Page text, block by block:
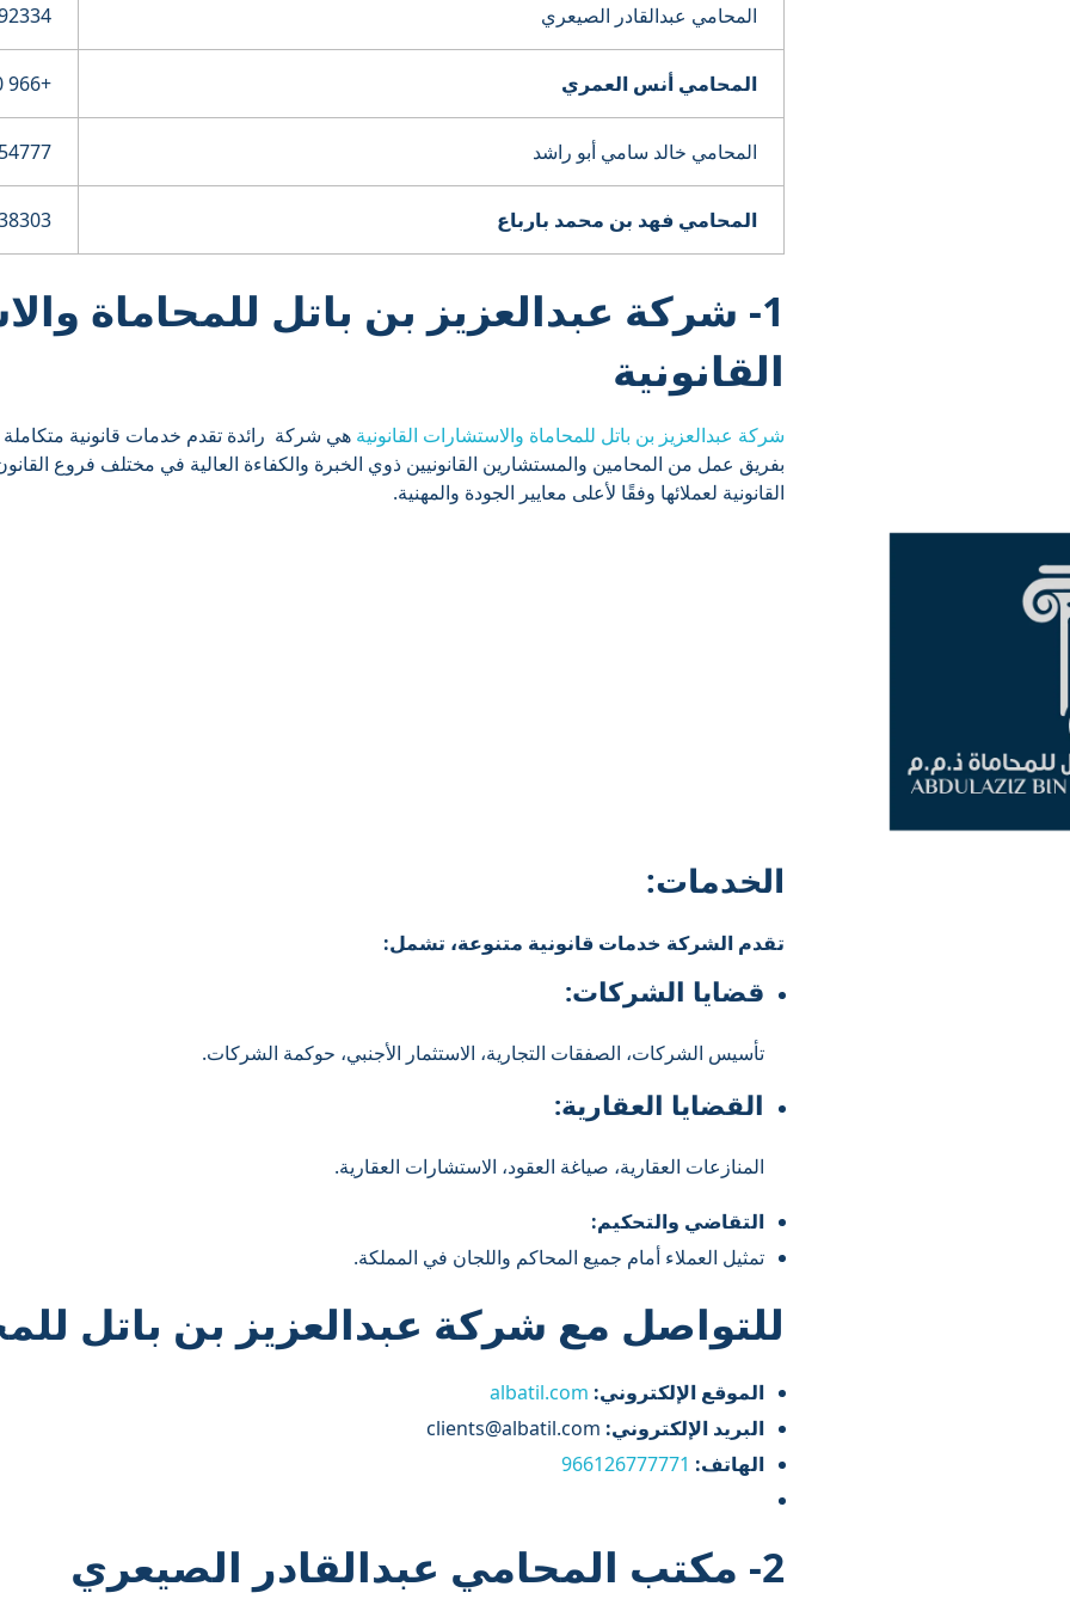
المحامي عبدالقادر الصيعري ⁦+966533192334⁩
المحامي أنس العمري +966 50 359 3953
المحامي خالد سامي أبو راشد
المحامي فهد بن محمد بارباع
1- شركة عبدالعزيز بن باتل للمحاماة
القانونية
شركة عبدالعزيز بن باتل للمحاماة والاستشارات القانونية هي شركة رائدة تقدم خدمات قانونية متكاملة
بفريق عمل من المحامين والمستشارين القانونيين ذوي الخبرة والكفاءة العالية في مختلف فروع
القانونية لعملائها وفقًا لأعلى معايير الجودة والمهنية.
الخدمات:
تقدم الشركة خدمات قانونية متنوعة، تشمل:
قضايا الشركات:
تأسيس الشركات، الصفقات التجارية، الاستثمار الأجنبي، حوكمة الشركات.
القضايا العقارية:
المنازعات العقارية، صياغة العقود، الاستشارات العقارية.
التقاضي والتحكيم:
تمثيل العملاء أمام جميع المحاكم واللجان في المملكة.
للتواصل مع شركة عبدالعزيز بن باتل
الموقع الإلكتروني: albatil.com
البريد الإلكتروني:
الهاتف: 966126777771
2- مكتب المحامي عبدالقادر الصيعري